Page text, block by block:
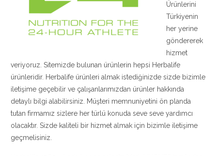
Ürünlerini
Türkiyenin
her yerine
göndererek
hizmet
veriyoruz. Sitemizde bulunan ürünlerin hepsi Herbalife
ürünleridir. Herbalife ürünleri almak istediğinizde sizde bizimle
iletişime geçebilir ve çalışanlarımızdan ürünler hakkında
detaylı bilgi alabilirsiniz. Müşteri memnuniyetini ön planda
tutan firmamız sizlere her türlü konuda seve seve yardımcı
olacaktır. Sizde kaliteli bir hizmet almak için bizimle iletişime
geçmelisiniz.